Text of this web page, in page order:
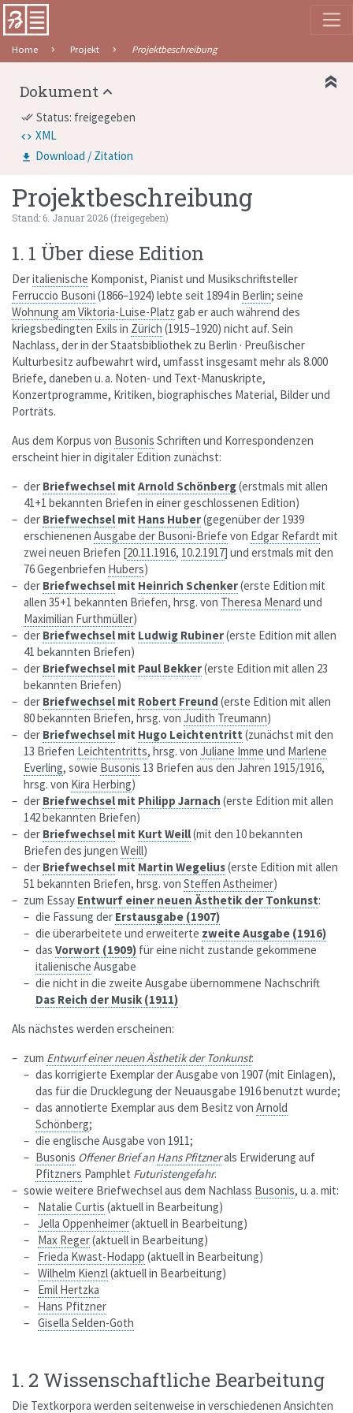
Home Projekt Projektbeschreibung
Projektbeschreibung
Stand: 6. Januar 2026 (freigegeben)
1. 1 Über diese Edition
Deritalienische Komponist, Pianist und Musikschriftsteller
Ferruccio Busoni (1866–1924) lebte seit 1894 in Berlin; seine
Wohnung am Viktoria-Luise-Platz gab er auch während des
kriegsbedingten Exils in Zürich (1915–1920) nicht auf. Sein
Nachlass, der in der Staatsbibliothek zu Berlin · Preußischer
Kulturbesitz aufbewahrt wird, umfasst insgesamt mehr als 8.000
Briefe, daneben u. a. Noten- und Text-Manuskripte,
Konzertprogramme, Kritiken, biographisches Material, Bilder und
Porträts.
Aus dem Korpus von Busonis Schriften und Korrespondenzen
erscheint hier in digitaler Edition zunächst:
der Briefwechselmit Arnold Schönberg(erstmals mit allen
41+1 bekannten Briefen in einer geschlossenen Edition)
der Briefwechselmit Hans Huber(gegenüber der 1939
erschienenen Ausgabe der Busoni-Briefe von Edgar Refardt mit
zwei neuen Briefen [20.11.1916, 10.2.1917] und erstmals mit den
76 Gegenbriefen Hubers)
der Briefwechselmit Heinrich Schenker(erste Edition mit
allen 35+1 bekannten Briefen, hrsg. von Theresa Menard und
Maximilian Furthmüller)
der Briefwechselmit Ludwig Rubiner(erste Edition mit allen
41 bekannten Briefen)
der Briefwechselmit Paul Bekker(erste Edition mit allen 23
bekannten Briefen)
der Briefwechselmit Robert Freund (erste Edition mit allen
80 bekannten Briefen, hrsg. von Judith Treumann)
der Briefwechselmit Hugo Leichtentritt (zunächst mit den
13 Briefen Leichtentritts, hrsg. von Juliane Imme und Marlene
Everling, sowie Busonis 13 Briefen aus den Jahren 1915/1916,
hrsg. von Kira Herbing)
der Briefwechselmit Philipp Jarnach (erste Edition mit allen
142 bekannten Briefen)
der Briefwechselmit Kurt Weill(mit den 10 bekannten
Briefen des jungen Weill)
der Briefwechselmit Martin Wegelius(erste Edition mit allen
51 bekannten Briefen, hrsg. von Steffen Astheimer)
zum Essay Entwurf einer neuen Ästhetik der Tonkunst:
die Fassung der Erstausgabe (1907)
die überarbeitete und erweiterte zweite Ausgabe (1916)
das Vorwort (1909)für eine nicht zustande gekommene
italienische Ausgabe
die nicht in die zweite Ausgabe übernommene Nachschrift
Das Reich der Musik (1911)
Als nächstes werden erscheinen:
zum Entwurf einer neuen Ästhetik der Tonkunst:
das korrigierte Exemplar der Ausgabe von 1907 (mit Einlagen),
das für die Drucklegung der Neuausgabe 1916 benutzt wurde;
das annotierte Exemplar aus dem Besitz von Arnold
Schönberg;
die englische Ausgabe von 1911;
Busonis Offener Brief anHans Pfitznerals Erwiderung auf
Pfitzners Pamphlet Futuristengefahr.
sowie weitere Briefwechsel aus dem Nachlass Busonis, u. a. mit:
Natalie Curtis (aktuell in Bearbeitung)
Jella Oppenheimer(aktuell in Bearbeitung)
Max Reger(aktuell in Bearbeitung)
Frieda Kwast-Hodapp (aktuell in Bearbeitung)
Wilhelm Kienzl(aktuell in Bearbeitung)
Emil Hertzka
Hans Pfitzner
Gisella Selden-Goth
1. 2 Wissenschaftliche Bearbeitung
Die Textkorpora werden seitenweise in verschiedenen Ansichten
Dokument
done_all Status: freigegeben
XML
Download / Zitation